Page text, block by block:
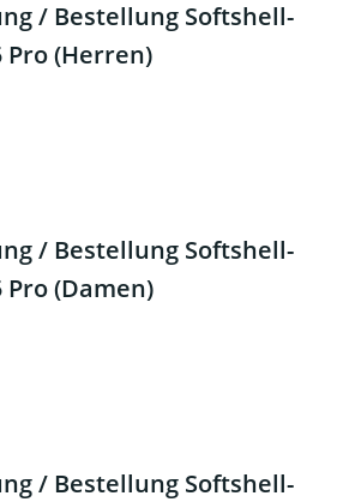
/ Bestellung Softshell-
Pro (Herren)
/ Bestellung Softshell-
Pro (Damen)
/ Bestellung Softshell-